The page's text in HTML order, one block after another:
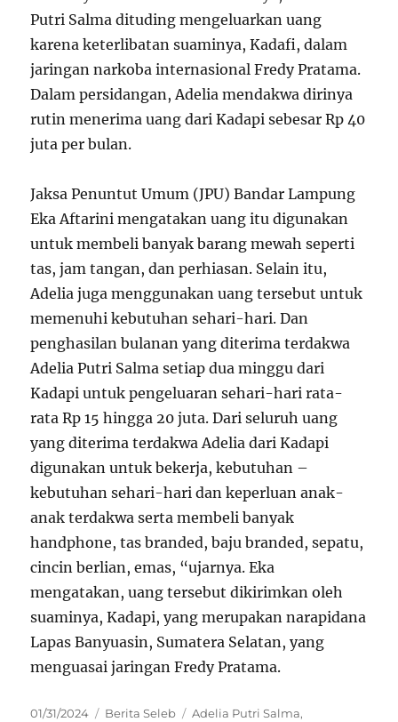
Putri Salma dituding mengeluarkan uang
karena keterlibatan suaminya, Kadafi, dalam
jaringan narkoba internasional Fredy Pratama.
Dalam persidangan, Adelia mendakwa dirinya
rutin menerima uang dari Kadapi sebesar Rp 40
juta per bulan.
Jaksa Penuntut Umum (JPU) Bandar Lampung
Eka Aftarini mengatakan uang itu digunakan
untuk membeli banyak barang mewah seperti
tas, jam tangan, dan perhiasan. Selain itu,
Adelia juga menggunakan uang tersebut untuk
memenuhi kebutuhan sehari-hari. Dan
penghasilan bulanan yang diterima terdakwa
Adelia Putri Salma setiap dua minggu dari
Kadapi untuk pengeluaran sehari-hari rata-
rata Rp 15 hingga 20 juta. Dari seluruh uang
yang diterima terdakwa Adelia dari Kadapi
digunakan untuk bekerja, kebutuhan –
kebutuhan sehari-hari dan keperluan anak-
anak terdakwa serta membeli banyak
handphone, tas branded, baju branded, sepatu,
cincin berlian, emas, “ujarnya. Eka
mengatakan, uang tersebut dikirimkan oleh
suaminya, Kadapi, yang merupakan narapidana
Lapas Banyuasin, Sumatera Selatan, yang
menguasai jaringan Fredy Pratama.
Posted
01/31/2024 Categories
Berita Seleb Tags
Adelia Putri Salma,